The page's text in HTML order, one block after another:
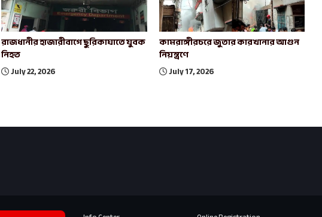
রাজধানীর হাজারীবাগে ছুরিকাঘাতে যুবক
নিহত
July 22, 2026
কামরাঙ্গীরচরে জুতার কারখানার আগুন
নিয়ন্ত্রণে
July 17, 2026